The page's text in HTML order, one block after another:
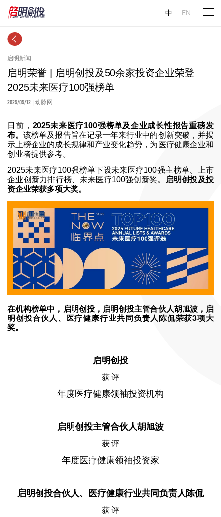
中 EN
启明新闻
启明荣誉 | 启明创投及50余家投资企业荣登
2025未来医疗100强榜单
2025/05/12 | 动脉网
日前， 2025未来医疗100强榜单及企业成长性报告重磅发
布。该榜单及报告旨在记录一年来行业中的创新突破，并揭
示上榜企业的成长规律和产业变化趋势，为医疗健康企业和
创业者提供参考。
2025未来医疗100强榜单下设未来医疗100强主榜单、上市
企业创新力排行榜、未来医疗100强创新奖。
启明创投及投
资企业荣获多项大奖。
在机构榜单中，启明创投，启明创投主管合伙人胡旭波，启
明创投合伙人、医疗健康行业共同负责人陈侃荣获3项大
奖。
启明创投
获 评
年度医疗健康领袖投资机构
启明创投主管合伙人胡旭波
获 评
年度医疗健康领袖投资家
启明创投合伙人、医疗健康行业共同负责人陈侃
获 评